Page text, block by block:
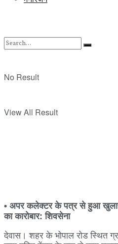
No Result
View All Result
• अपर कलेक्टर के पत्र से हुआ
का कारोबार: शिवसेना
देवास। शहर के भोपाल रोड स्थित